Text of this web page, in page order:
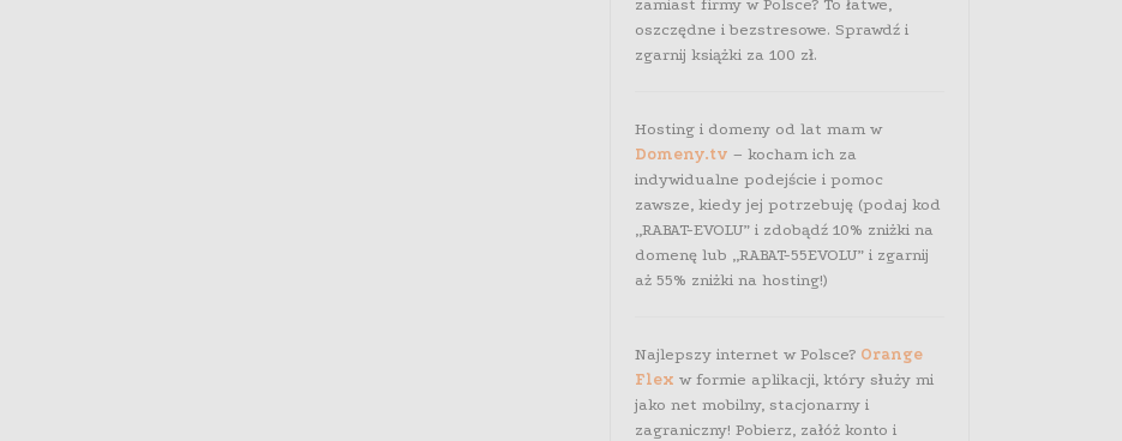
zamiast firmy w Polsce? To łatwe,
oszczędne i bezstresowe. Sprawdź i
zgarnij książki za 100 zł.
Hosting i domeny od lat mam w
Domeny.tv – kocham ich za
indywidualne podejście i pomoc
zawsze, kiedy jej potrzebuję (podaj kod
„RABAT-EVOLU” i zdobądź 10% zniżki na
domenę lub „RABAT-55EVOLU” i zgarnij
aż 55% zniżki na hosting!)
Najlepszy internet w Polsce? Orange
Flex w formie aplikacji, który służy mi
jako net mobilny, stacjonarny i
zagraniczny! Pobierz, załóż konto i